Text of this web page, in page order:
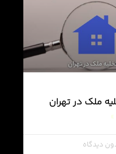
ملک در تهران
دیدگاه